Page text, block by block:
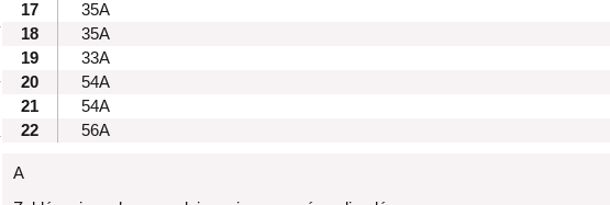
17
35A
18
35A
19
33A
20
54A
21
54A
22
56A
A